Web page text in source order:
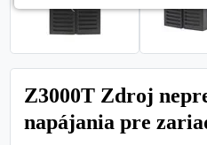
Z3000T Zdroj
napájania pre
(vždy aktívne, nemožno
Tieto cookies sú
zabezpečiť jej plnú